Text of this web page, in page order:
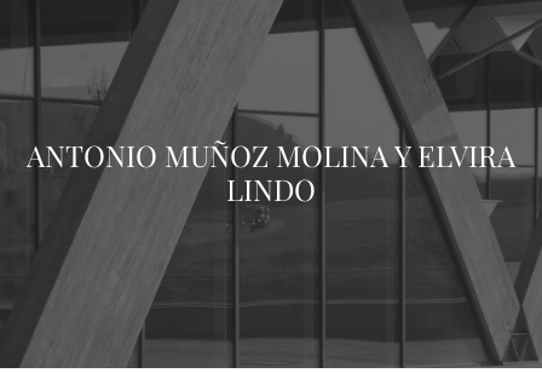
ANTONIO MUÑOZ MOLINA Y ELVIRA
LINDO